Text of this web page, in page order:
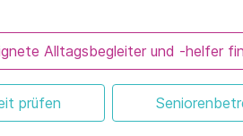
Alltagsbegleiter und -helfer
prüfen